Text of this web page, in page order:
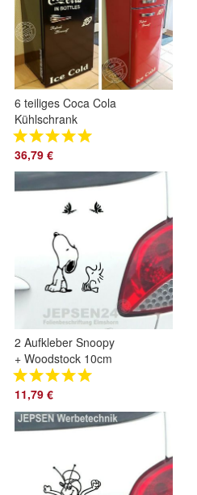
6 teiliges Coca Cola
Kühlschrank
Aufkleber Set 10
Cent - Farbauswahl
36,79 €
2 Aufkleber Snoopy
+ Woodstock 10cm
+ 5cm S111 für Auto
Wände Notebook
11,79 €